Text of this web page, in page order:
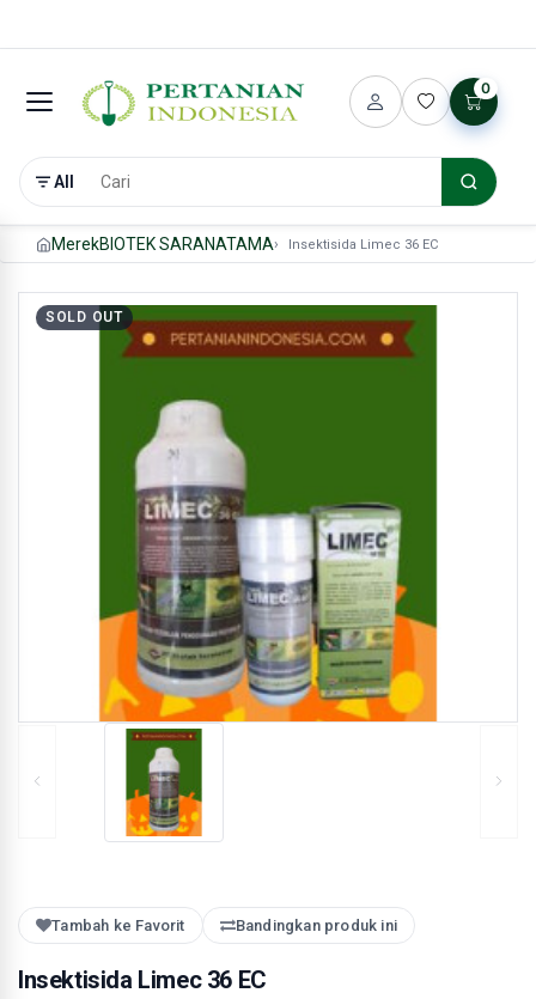
All
0
MerekBIOTEK SARANATAMA Insektisida Limec 36 EC
SOLD OUT
Tambah ke Favorit Bandingkan produk ini
Insektisida Limec 36 EC